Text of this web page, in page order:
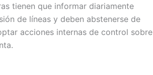
tienen que informar diariamente
de líneas y deben abstenerse de
acciones internas de control sobre